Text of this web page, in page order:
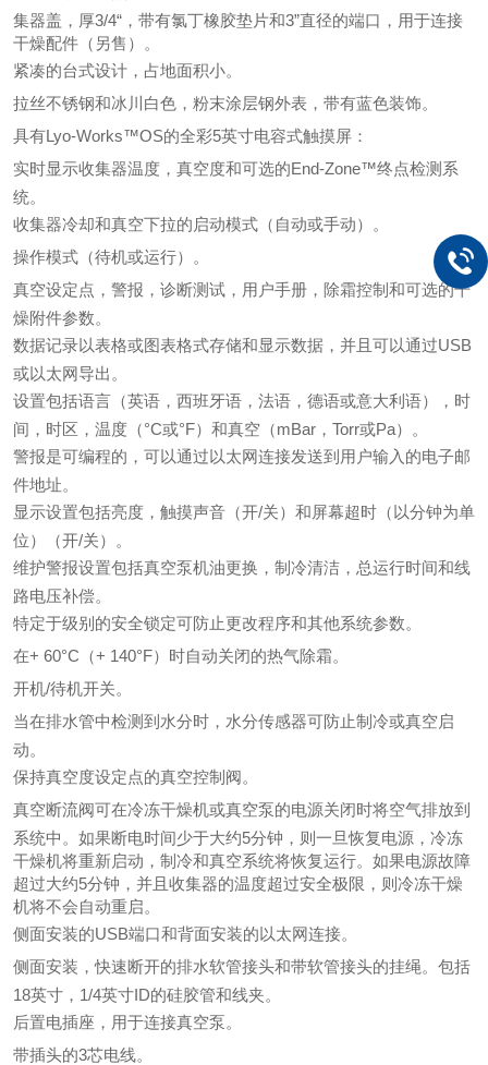
集器盖，厚3/4“，带有氯丁橡胶垫片和3”直径的端口，用于连接
干燥配件（另售）。
紧凑的台式设计，占地面积小。
拉丝不锈钢和冰川白色，粉末涂层钢外表，带有蓝色装饰。
具有Lyo-Works™OS的全彩5英寸电容式触摸屏：
实时显示收集器温度，真空度和可选的End-Zone™终点检测系
统。
收集器冷却和真空下拉的启动模式（自动或手动）。
操作模式（待机或运行）。
真空设定点，警报，诊断测试，用户手册，除霜控制和可选的干
燥附件参数。
数据记录以表格或图表格式存储和显示数据，并且可以通过USB
或以太网导出。
设置包括语言（英语，西班牙语，法语，德语或意大利语），时
间，时区，温度（°C或°F）和真空（mBar，Torr或Pa）。
警报是可编程的，可以通过以太网连接发送到用户输入的电子邮
件地址。
显示设置包括亮度，触摸声音（开/关）和屏幕超时（以分钟为单
位）（开/关）。
维护警报设置包括真空泵机油更换，制冷清洁，总运行时间和线
路电压补偿。
特定于级别的安全锁定可防止更改程序和其他系统参数。
在+ 60°C（+ 140°F）时自动关闭的热气除霜。
开机/待机开关。
当在排水管中检测到水分时，水分传感器可防止制冷或真空启
动。
保持真空度设定点的真空控制阀。
真空断流阀可在冷冻干燥机或真空泵的电源关闭时将空气排放到
系统中。如果断电时间少于大约5分钟，则一旦恢复电源，冷冻
干燥机将重新启动，制冷和真空系统将恢复运行。如果电源故障
超过大约5分钟，并且收集器的温度超过安全极限，则冷冻干燥
机将不会自动重启。
侧面安装的USB端口和背面安装的以太网连接。
侧面安装，快速断开的排水软管接头和带软管接头的挂绳。包括
18英寸，1/4英寸ID的硅胶管和线夹。
后置电插座，用于连接真空泵。
带插头的3芯电线。